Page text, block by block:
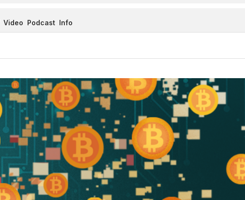
Video Podcast Info